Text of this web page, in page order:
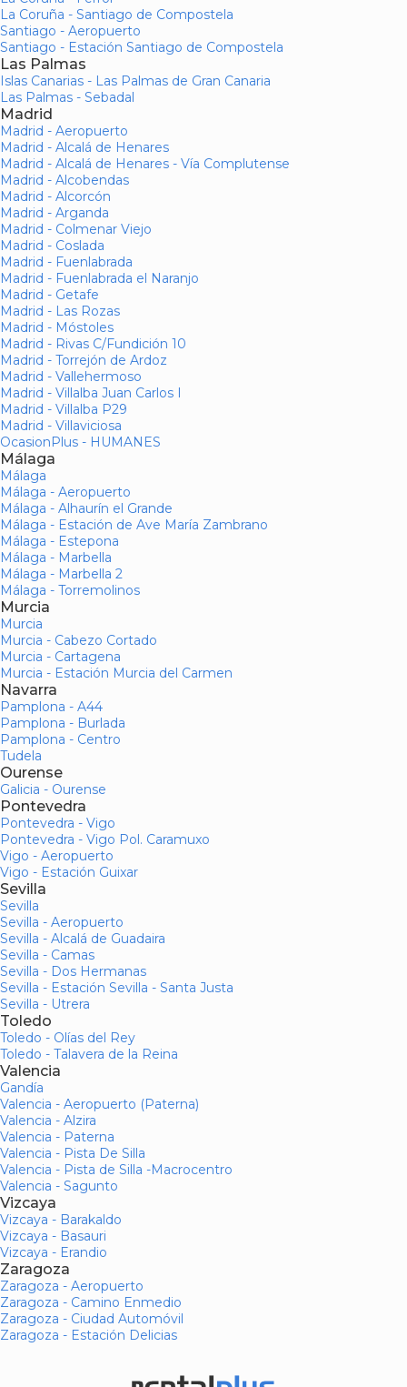
La Coruña - Santiago de Compostela
Santiago - Aeropuerto
Santiago - Estación Santiago de Compostela
Las Palmas
Islas Canarias - Las Palmas de Gran Canaria
Las Palmas - Sebadal
Madrid
Madrid - Aeropuerto
Madrid - Alcalá de Henares
Madrid - Alcalá de Henares - Vía Complutense
Madrid - Alcobendas
Madrid - Alcorcón
Madrid - Arganda
Madrid - Colmenar Viejo
Madrid - Coslada
Madrid - Fuenlabrada
Madrid - Fuenlabrada el Naranjo
Madrid - Getafe
Madrid - Las Rozas
Madrid - Móstoles
Madrid - Rivas C/Fundición 10
Madrid - Torrejón de Ardoz
Madrid - Vallehermoso
Madrid - Villalba Juan Carlos I
Madrid - Villalba P29
Madrid - Villaviciosa
OcasionPlus - HUMANES
Málaga
Málaga
Málaga - Aeropuerto
Málaga - Alhaurín el Grande
Málaga - Estación de Ave María Zambrano
Málaga - Estepona
Málaga - Marbella
Málaga - Marbella 2
Málaga - Torremolinos
Murcia
Murcia
Murcia - Cabezo Cortado
Murcia - Cartagena
Murcia - Estación Murcia del Carmen
Navarra
Pamplona - A44
Pamplona - Burlada
Pamplona - Centro
Tudela
Ourense
Galicia - Ourense
Pontevedra
Pontevedra - Vigo
Pontevedra - Vigo Pol. Caramuxo
Vigo - Aeropuerto
Vigo - Estación Guixar
Sevilla
Sevilla
Sevilla - Aeropuerto
Sevilla - Alcalá de Guadaira
Sevilla - Camas
Sevilla - Dos Hermanas
Sevilla - Estación Sevilla - Santa Justa
Sevilla - Utrera
Toledo
Toledo - Olías del Rey
Toledo - Talavera de la Reina
Valencia
Gandía
Valencia - Aeropuerto (Paterna)
Valencia - Alzira
Valencia - Paterna
Valencia - Pista De Silla
Valencia - Pista de Silla -Macrocentro
Valencia - Sagunto
Vizcaya
Vizcaya - Barakaldo
Vizcaya - Basauri
Vizcaya - Erandio
Zaragoza
Zaragoza - Aeropuerto
Zaragoza - Camino Enmedio
Zaragoza - Ciudad Automóvil
Zaragoza - Estación Delicias